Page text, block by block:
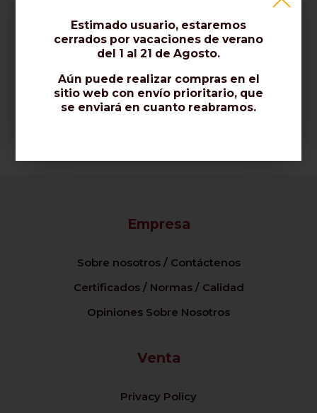
Empresa
Sobre nosotros / Contáctenos
Certificados / Normas / Calidad
Opiniones Sobre Nosotros
Venta
Privacy Policy
Estimado usuario, estaremos
cerrados por vacaciones de verano
del 1 al 21 de Agosto.
Aún puede realizar compras en el
sitio web con envío prioritario, que
se enviará en cuanto reabramos.